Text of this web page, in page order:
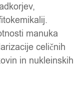
manuka
celičnih
in nukleinskih